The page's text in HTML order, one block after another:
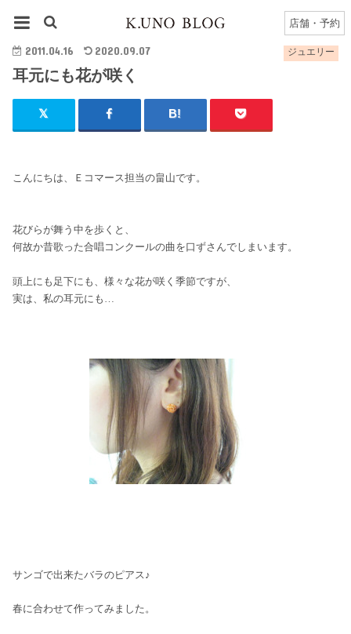
店舗・予約
ジュエリー
2011.04.16 2020.09.07
耳元にも花が咲く
こんにちは、Ｅコマース担当の畠山です。
花びらが舞う中を歩くと、
何故か昔歌った合唱コンクールの曲を口ずさんでしまいます。
頭上にも足下にも、様々な花が咲く季節ですが、
実は、私の耳元にも…
サンゴで出来たバラのピアス♪
春に合わせて作ってみました。